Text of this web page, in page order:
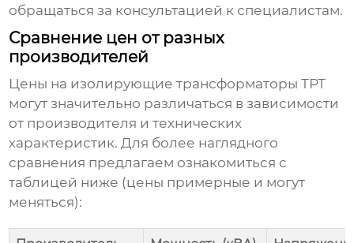
обращаться за консультацией к специалистам.
Сравнение цен от разных
производителей
Цены на изолирующие трансформаторы ТРТ
могут значительно различаться в зависимости
от производителя и технических
характеристик. Для более наглядного
сравнения предлагаем ознакомиться с
таблицей ниже (цены примерные и могут
меняться):